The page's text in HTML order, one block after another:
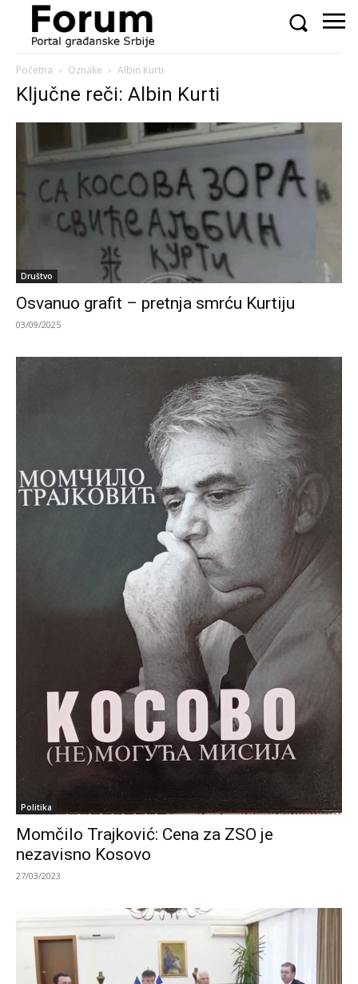
Početna Oznake Albin Kurti
Ključne reči: Albin Kurti
Društvo
Osvanuo grafit – pretnja smrću Kurtiju
03/09/2025
Politika
Momčilo Trajković: Cena za ZSO je
nezavisno Kosovo
27/03/2023